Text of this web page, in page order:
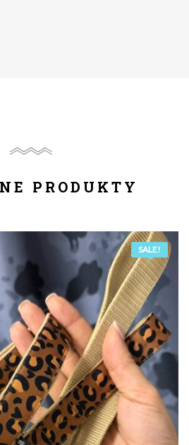
PRODUKTY
SALE!